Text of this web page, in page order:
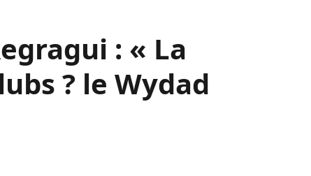
: « La
? le Wydad